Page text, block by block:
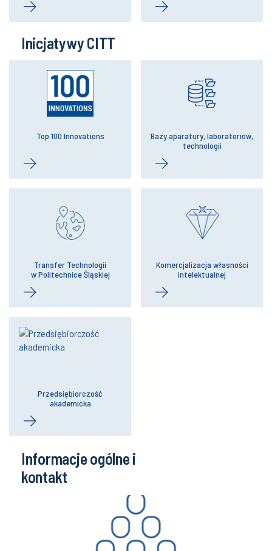
Inicjatywy CITT
Top 100 Innovations
Bazy aparatury, laboratoriów,
technologii
Transfer Technologii
w Politechnice Śląskiej
Komercjalizacja własności
intelektualnej
Przedsiębiorczość
akademicka
Informacje ogólne i
kontakt